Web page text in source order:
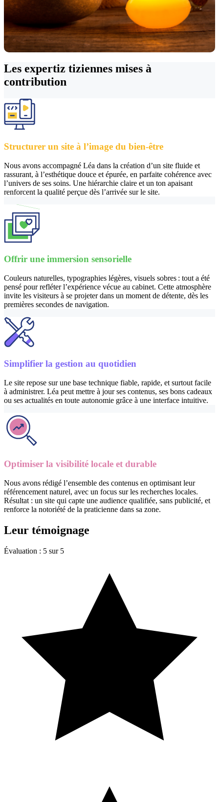
Les expertiz tiziennes mises à
contribution
Structurer un site à l’image du bien-être
Nous avons accompagné Léa dans la création d’un site fluide et
rassurant, à l’esthétique douce et épurée, en parfaite cohérence avec
l’univers de ses soins. Une hiérarchie claire et un ton apaisant
renforcent la qualité perçue dès l’arrivée sur le site.
Offrir une immersion sensorielle
Couleurs naturelles, typographies légères, visuels sobres : tout a été
pensé pour refléter l’expérience vécue au cabinet. Cette atmosphère
invite les visiteurs à se projeter dans un moment de détente, dès les
premières secondes de navigation.
Simplifier la gestion au quotidien
Le site repose sur une base technique fiable, rapide, et surtout facile
à administrer. Léa peut mettre à jour ses contenus, ses bons cadeaux
ou ses actualités en toute autonomie grâce à une interface intuitive.
Optimiser la visibilité locale et durable
Nous avons rédigé l’ensemble des contenus en optimisant leur
référencement naturel, avec un focus sur les recherches locales.
Résultat : un site qui capte une audience qualifiée, sans publicité, et
renforce la notoriété de la praticienne dans sa zone.
Leur témoignage
Évaluation : 5 sur 5